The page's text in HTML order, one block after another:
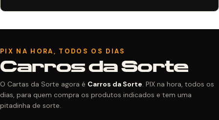
PIX NA HORA, TODOS OS DIAS
Carros da Sorte
O Cartas da Sorte agora é Carros da Sorte. PIX na hora, todos os
dias, para quem compra os produtos indicados e tem uma
pitadinha de sorte.